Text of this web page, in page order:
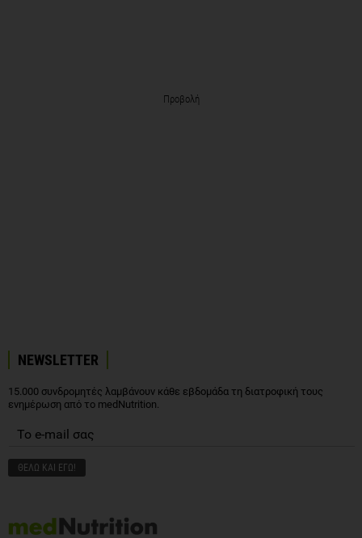
Προβολή
NEWSLETTER
15.000 συνδρομητές λαμβάνουν κάθε εβδομάδα τη διατροφική τους
ενημέρωση από το medNutrition.